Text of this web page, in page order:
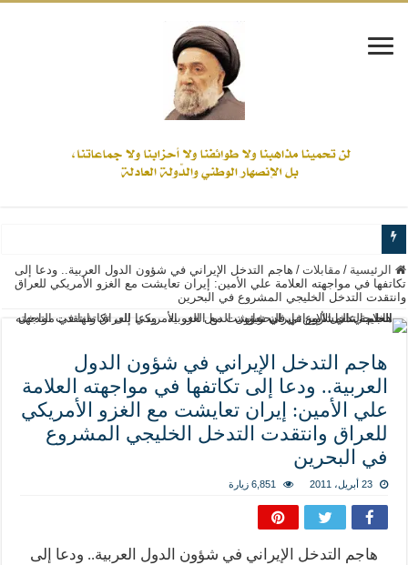
www.alamine.net
مواقف وآراء العلاّمة السيد علي الأمين من الأحداث والقضايا - اضغط للاطلاع
إذا كان التسنن هو الإيمان بسنة رسول الله ( صلى الله عليه وآله) فكلّ
علاقات المذاهب والأديان لا يجوز أن تكون على حساب الأوطان
لن تحمينا مذاهبنا ولا طوائفنا ولا أحزابنا ولا جماعاتنا، بل الإنصهار الوطني والدولة
المذاهب ليست قدرًا لا يمكن تجاوزه
ليست المنفعة تأتي من إسلامية النّظام كما لا تأتي المضرة من مسيحية النظام
المتهاون بوطنه متهاون بدينه حتماً
الرئيسية / مقابلات / هاجم التدخل الإيراني في شؤون الدول العربية.. ودعا إلى
تكاتفها في مواجهته العلامة علي الأمين: إيران تعايشت مع الغزو الأمريكي للعراق
وانتقدت التدخل الخليجي المشروع في البحرين
هاجم التدخل الإيراني في شؤون الدول
العربية.. ودعا إلى تكاتفها في مواجهته العلامة
علي الأمين: إيران تعايشت مع الغزو الأمريكي
للعراق وانتقدت التدخل الخليجي المشروع
في البحرين
23 أبريل، 2011 6,851 زيارة
هاجم التدخل الإيراني في شؤون الدول العربية.. ودعا إلى